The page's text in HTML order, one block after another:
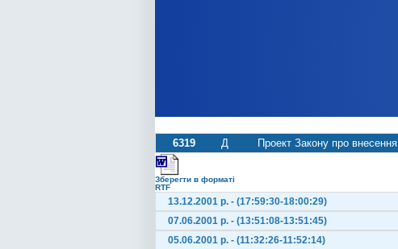
6319 Д Проект Закону про
Зберегти в форматі
RTF
13.12.2001 р. - (17:59:30-18:00:29)
07.06.2001 р. - (13:51:08-13:51:45)
05.06.2001 р. - (11:32:26-11:52:14)